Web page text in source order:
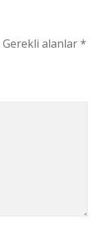
Gerekli alanlar*